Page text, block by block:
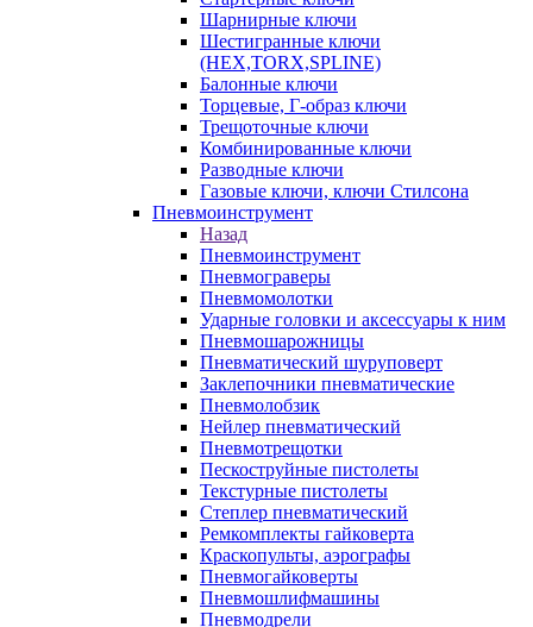
Шарнирные ключи
Шестигранные ключи
(HEX,TORX,SPLINE)
Балонные ключи
Торцевые, Г-образ ключи
Трещоточные ключи
Комбинированные ключи
Разводные ключи
Газовые ключи, ключи Стилсона
Пневмоинструмент
Назад
Пневмоинструмент
Пневмограверы
Пневмомолотки
Ударные головки и аксессуары к ним
Пневмошарожницы
Пневматический шуруповерт
Заклепочники пневматические
Пневмолобзик
Нейлер пневматический
Пневмотрещотки
Пескоструйные пистолеты
Текстурные пистолеты
Степлер пневматический
Ремкомплекты гайковерта
Краскопульты, аэрографы
Пневмогайковерты
Пневмошлифмашины
Пневмодрели